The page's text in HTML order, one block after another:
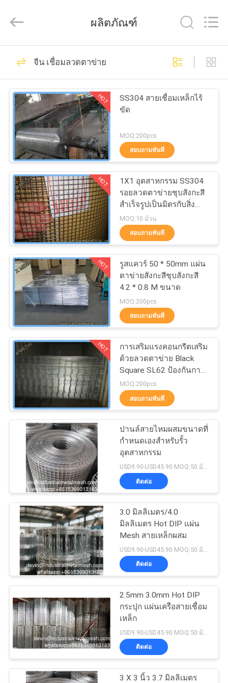
บ้าน
สินค้า
เกี่ยว
กับ
เรา
ทัวร์
โรงงาน
ควบคุม
คุณภาพ
ติดต่อ
เรา
ขอ
เสนอ
ราคา
แผนผัง
เว็บไซต์
PRIVACY
POLICY
Mesh
All
Reserved.
ตาข่ายโลหะขยาย
138
ตาข่ายโลหะเจาะรู
107
ลวดตาข่ายโลหะ
309
เครื่องลวดตาข่าย
รั้วตาข่ายชั่วคราว
87
เชื่อมลวดตาข่าย
639
ผลิตภัณฑ์
จีน เชื่อมลวดตาข่าย
HOT
SS304 สายเชื่อมเหล็กไร้
ขัด
MOQ:200pcs
สอบถามทันที
HOT
1X1 อุตสาหกรรม SS304
รอยลวดตาข่ายชุบสังกะสี
สำเร็จรูปเป็นมิตรกับสิ่ง
แวดล้อม
MOQ:10 ม้วน
สอบถามทันที
HOT
รูสแควร์ 50 * 50mm แผ่น
ตาข่ายสังกะสีชุบสังกะสี
4.2 * 0.8 M ขนาด
MOQ:200pcs
สอบถามทันที
HOT
การเสริมแรงคอนกรีตเสริม
ด้วยลวดตาข่าย Black
Square SL62 ป้องกันการ
เสียดสี
MOQ:200pcs
สอบถามทันที
ปานล์สายไหมผสมขนาดที่
กําหนดเองสําหรับรั้ว
อุตสาหกรรม
USD9.90-USD45.90 MOQ:50 ม้วน
ติดต่อ
3.0 มิลลิเมตร/4.0
มิลลิเมตร Hot DIP แผ่น
Mesh สายเหล็กผสม
ติดต่อ
2.5mm 3.0mm Hot DIP
กระปุก แผ่นเครือสายเชื่อม
เหล็ก
ติดต่อ
3 X 3 นิ้ว 3.7 มิลลิเมตร